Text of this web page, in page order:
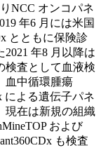
NCC オンコパネ
年6 月には米国
とともに保険診
年8 月以降は
検査として血液検
血中循環腫瘍
による遺伝子パネ
現在は新規の組織
および
も検査